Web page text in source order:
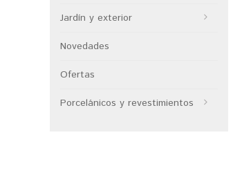
Jardín y exterior
Novedades
Ofertas
Porcelánicos y revestimientos